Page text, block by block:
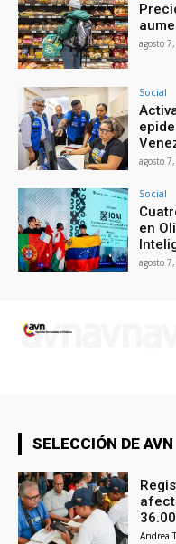
agosto
Social
agosto
Social
en
agosto
SELECCIÓN DE AVN
Andrea